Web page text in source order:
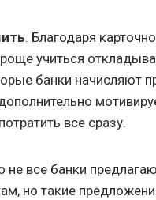
. Благодаря
учиться
банки начисляют
все сразу.
не все банки
но такие